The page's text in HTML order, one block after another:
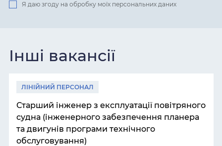
Я даю згоду на обробку моїх персональних даних
Інші вакансії
ЛІНІЙНИЙ ПЕРСОНАЛ
Старший інженер з експлуатації повітряного
судна (інженерного забезпечення планера
та двигунів програми технічного
обслуговування)